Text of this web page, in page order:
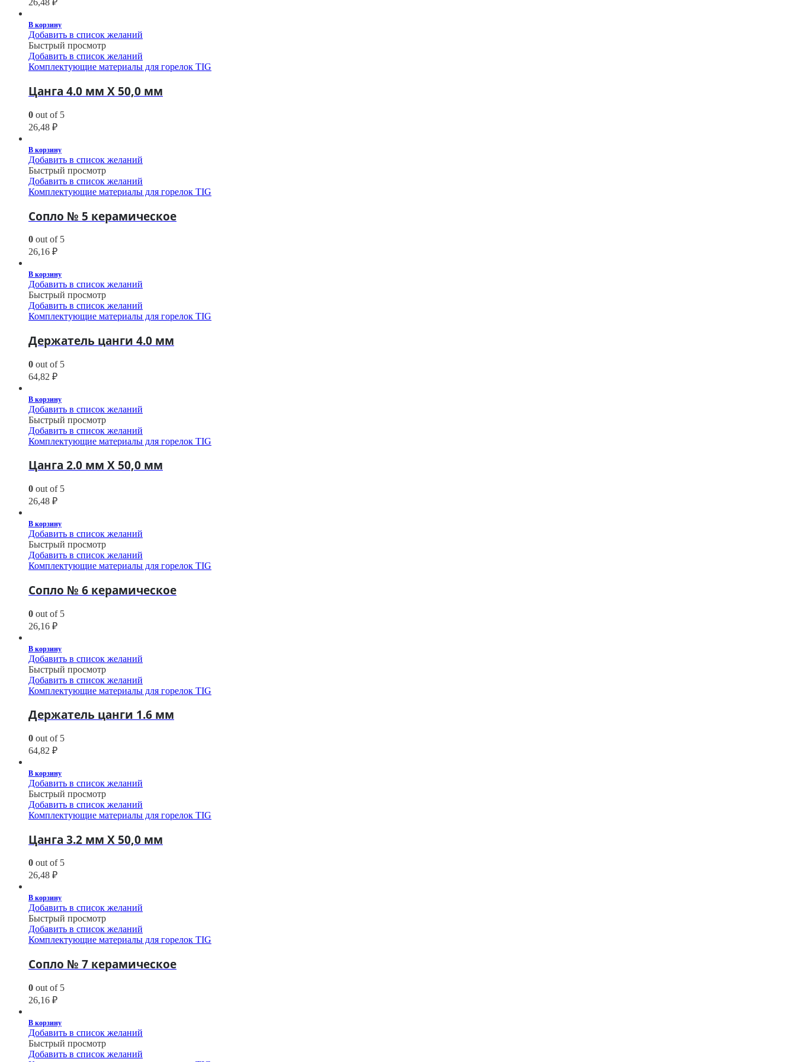
26,48 ₽
В корзину
Добавить в список желаний
Быстрый просмотр
Добавить в список желаний
Комплектующие материалы для горелок TIG
Цанга 4.0 мм Х 50,0 мм
0 out of 5
26,48 ₽
В корзину
Добавить в список желаний
Быстрый просмотр
Добавить в список желаний
Комплектующие материалы для горелок TIG
Сопло № 5 керамическое
0 out of 5
26,16 ₽
В корзину
Добавить в список желаний
Быстрый просмотр
Добавить в список желаний
Комплектующие материалы для горелок TIG
Держатель цанги 4.0 мм
0 out of 5
64,82 ₽
В корзину
Добавить в список желаний
Быстрый просмотр
Добавить в список желаний
Комплектующие материалы для горелок TIG
Цанга 2.0 мм Х 50,0 мм
0 out of 5
26,48 ₽
В корзину
Добавить в список желаний
Быстрый просмотр
Добавить в список желаний
Комплектующие материалы для горелок TIG
Сопло № 6 керамическое
0 out of 5
26,16 ₽
В корзину
Добавить в список желаний
Быстрый просмотр
Добавить в список желаний
Комплектующие материалы для горелок TIG
Держатель цанги 1.6 мм
0 out of 5
64,82 ₽
В корзину
Добавить в список желаний
Быстрый просмотр
Добавить в список желаний
Комплектующие материалы для горелок TIG
Цанга 3.2 мм Х 50,0 мм
0 out of 5
26,48 ₽
В корзину
Добавить в список желаний
Быстрый просмотр
Добавить в список желаний
Комплектующие материалы для горелок TIG
Сопло № 7 керамическое
0 out of 5
26,16 ₽
В корзину
Добавить в список желаний
Быстрый просмотр
Добавить в список желаний